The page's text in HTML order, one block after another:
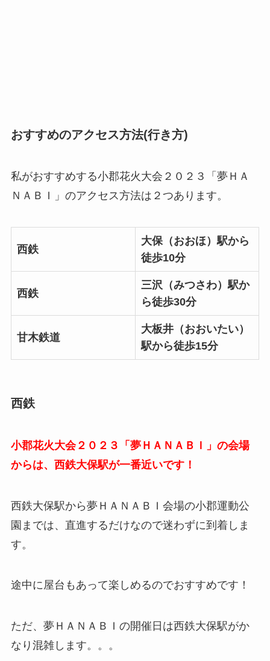
おすすめのアクセス方法(行き方)
私がおすすめする小郡花火大会２０２３「夢ＨＡ
ＮＡＢＩ」のアクセス方法は２つあります。
西鉄
大保（おおほ）駅から
徒歩10分
西鉄
三沢（みつさわ）駅か
ら徒歩30分
甘木鉄道
大板井（おおいたい）
駅から徒歩15分
西鉄
小郡花火大会２０２３「夢ＨＡＮＡＢＩ」の会場
からは、西鉄大保駅が一番近いです！
西鉄大保駅から夢ＨＡＮＡＢＩ会場の小郡運動公
園までは、直進するだけなので迷わずに到着しま
す。
途中に屋台もあって楽しめるのでおすすめです！
ただ、夢ＨＡＮＡＢＩの開催日は西鉄大保駅がか
なり混雑します。。。